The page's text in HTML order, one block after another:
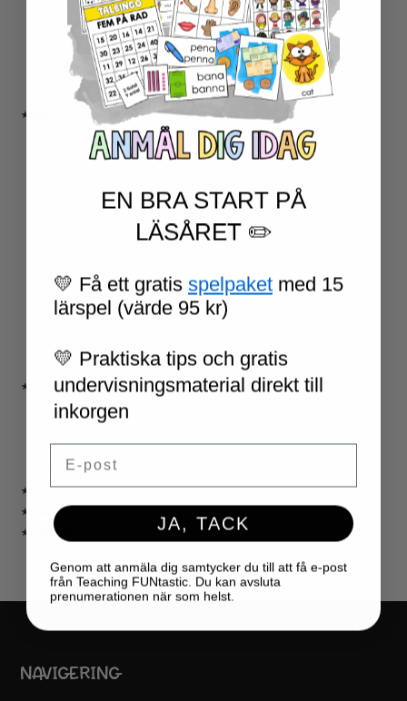
NIVÅINDELADE LÄSTEXTER
LÄSKORT FAKTA
VI SKRIVER
SPRÅKSPIRALEN
MATTESPIRALEN
★ SÄSONG OCH HÖGTIDER
OLYMPISKA SPELEN
SKOLSTART
FN-DAGEN
★ LÄRARVERKTYG
KLASSRUMSDEKORATION
KLASSRUMSLEDARSKAP
KLASSRUMSORGANISATION
LÄRARKALENDER
★ SPEL
★ GRATIS
★ LICENSER
NAVIGERING
EN BRA START PÅ
LÄSÅRET ✏️
💛 Få ett gratis spelpaket med 15
lärspel (värde 95 kr)
💛 Praktiska tips och gratis
undervisningsmaterial direkt till
inkorgen
Email
JA, TACK
Genom att anmäla dig samtycker du till att få e-post
från Teaching FUNtastic. Du kan avsluta
prenumerationen när som helst.